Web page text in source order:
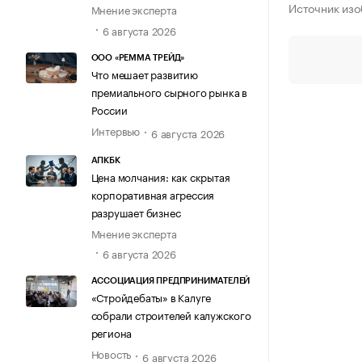
Мнение эксперта
6 августа 2026
ООО «РЕММА ТРЕЙД»
Что мешает развитию
премиального сырного рынка в
России
Интервью
6 августа 2026
АПКБК
Цена молчания: как скрытая
корпоративная агрессия
разрушает бизнес
Мнение эксперта
6 августа 2026
АССОЦИАЦИЯ ПРЕДПРИНИМАТЕЛЕЙ
«Стройдебаты» в Калуге
собрали строителей калужского
региона
Новость
6 августа 2026
Источник